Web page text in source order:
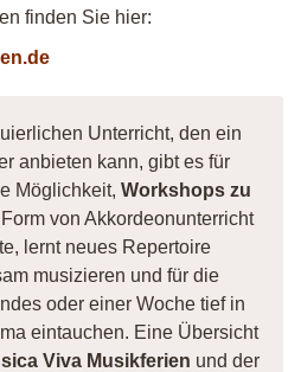
finden Sie hier:
Unterricht, den ein
anbieten kann, gibt es für
Möglichkeit, Workshops zu
von Akkordeonunterricht
lernt neues Repertoire
musizieren und für die
oder einer Woche tief in
eintauchen. Eine Übersicht
Viva Musikferien und der